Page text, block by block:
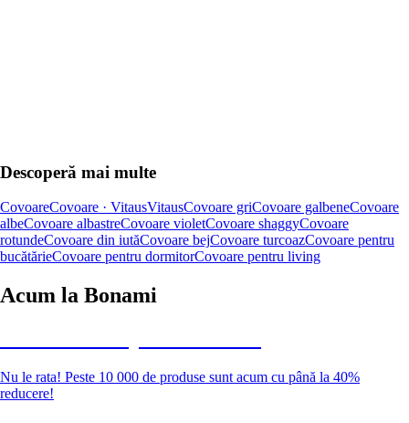
Descoperă mai multe
CovoareCovoare · VitausVitausCovoare griCovoare galbeneCovoare
albeCovoare albastreCovoare violetCovoare shaggyCovoare
rotundeCovoare din iutăCovoare bejCovoare turcoazCovoare pentru
bucătărieCovoare pentru dormitorCovoare pentru living
Acum la Bonami
Nu le rata! Peste 10 000 de produse sunt acum cu până la 40%
reducere!